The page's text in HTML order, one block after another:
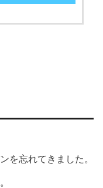
を忘れてきました。